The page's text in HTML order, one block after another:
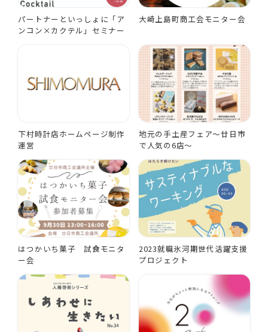
パートナーといっしょに「ア
ンコン×カクテル」セミナー
大崎上島町商工会モニター会
下村時計店ホームページ制作
運営
地元の手土産フェア～廿日市
で人気の6店～
はつかいち菓子 試食モニタ
ー会
2023就職氷河期世代活躍支援
プロジェクト